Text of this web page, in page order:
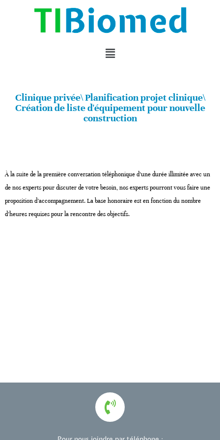
Clinique privée\ Planification projet clinique\
Création de liste d'équipement pour nouvelle
construction
À la suite de la première conversation téléphonique d’une durée illimitée avec un
de nos experts pour discuter de votre besoin, nos experts pourront vous faire une
proposition d’accompagnement. La base honoraire est en fonction du nombre
d’heures requises pour la rencontre des objectifs.